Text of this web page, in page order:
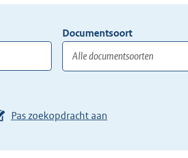
Documentsoort
Gebruik
of
Pas zoekopdracht aan